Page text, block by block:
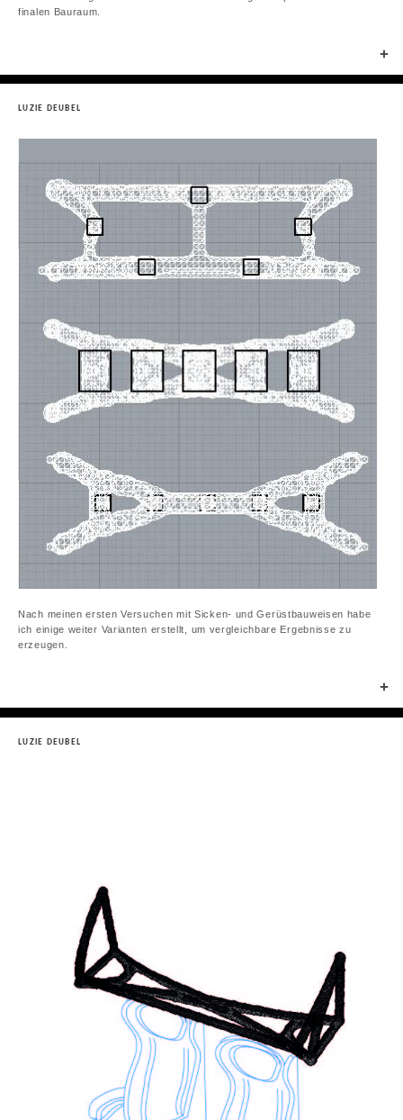
+
finalen Bauraum.
+
LUZIE DEUBEL
Nach meinen ersten Versuchen mit Sicken- und Gerüstbauweisen habe
ich einige weiter Varianten erstellt, um vergleichbare Ergebnisse zu
erzeugen.
LUZIE DEUBEL